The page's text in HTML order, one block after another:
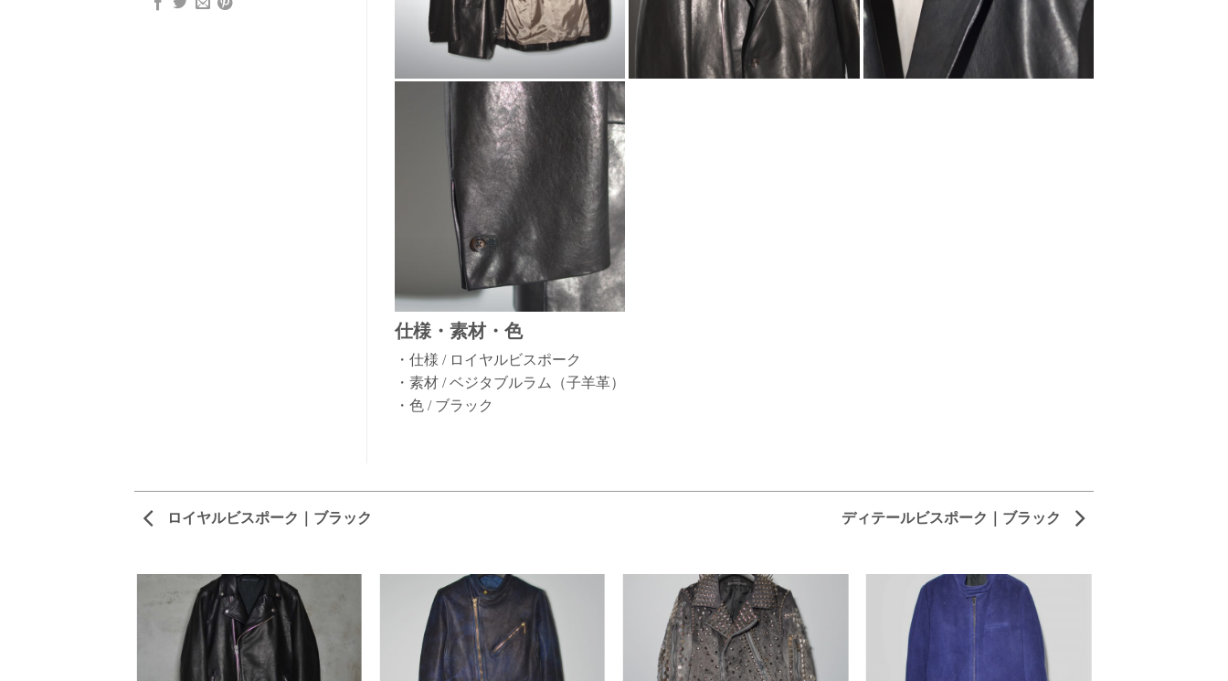
仕様・素材・色
・仕様 / ロイヤルビスポーク
・素材 / ベジタブルラム（子羊革）
・色 / ブラック
ロイヤルビスポーク｜ブラック ディテールビスポーク｜ブラック